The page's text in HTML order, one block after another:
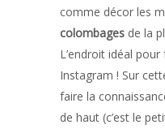
comme décor les
colombages de la
L’endroit idéal
Instagram ! Sur
faire la
de haut (c’est le